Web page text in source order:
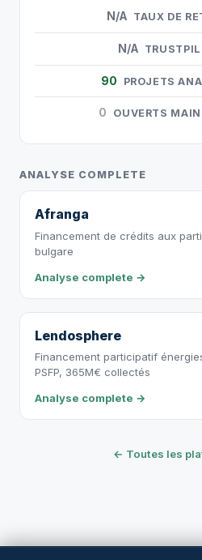
N/A TAUX DE
N/A
90 PROJETS
0 OUVERTS
ANALYSE COMPLETE
Afranga
Financement de crédits aux
bulgare
Analyse complete →
Lendosphere
Financement participatif
PSFP, 365M€ collectés
Analyse complete →
← Toutes les